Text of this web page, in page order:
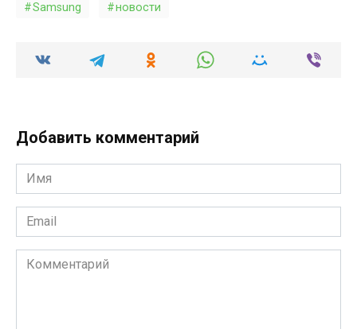
Samsung новости
Добавить комментарий
Имя
*
Email
*
Комментарий